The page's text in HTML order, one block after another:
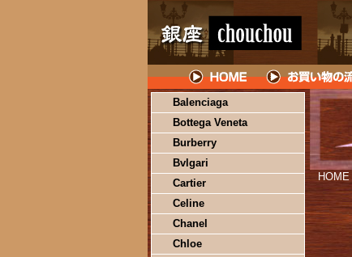
Balenciaga
Bottega Veneta
Burberry
Bvlgari
Cartier
Celine
Chanel
Chloe
HOME